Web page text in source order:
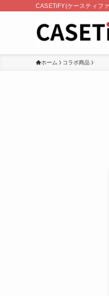
CASETiFY(ケースティフ
ホーム コラボ商品